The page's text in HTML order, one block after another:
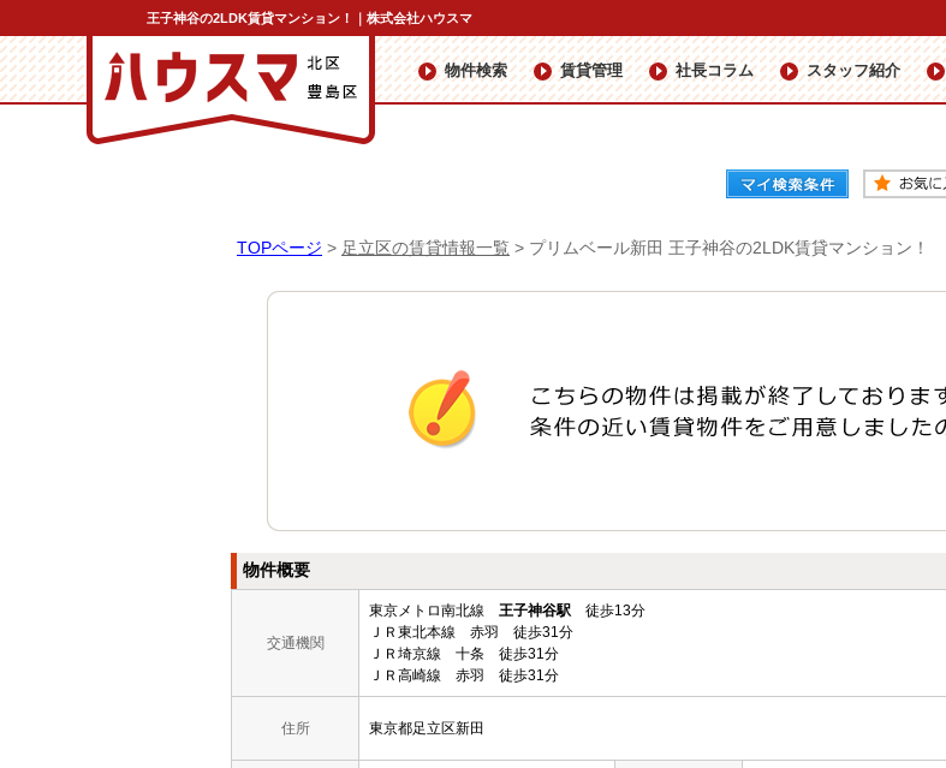
王子神谷の2LDK賃貸マンション！｜株式会社ハウスマ
物件検索 賃貸管理 社長コラム スタッフ紹介
TOPページ > 足立区の賃貸情報一覧 > プリムベール新田 王子神谷の2LDK賃貸マンション！
物件概要
交通機関
東京メトロ南北線 王子神谷駅 徒歩13分
ＪＲ東北本線 赤羽 徒歩31分
ＪＲ埼京線 十条 徒歩31分
ＪＲ高崎線 赤羽 徒歩31分
住所 東京都足立区新田